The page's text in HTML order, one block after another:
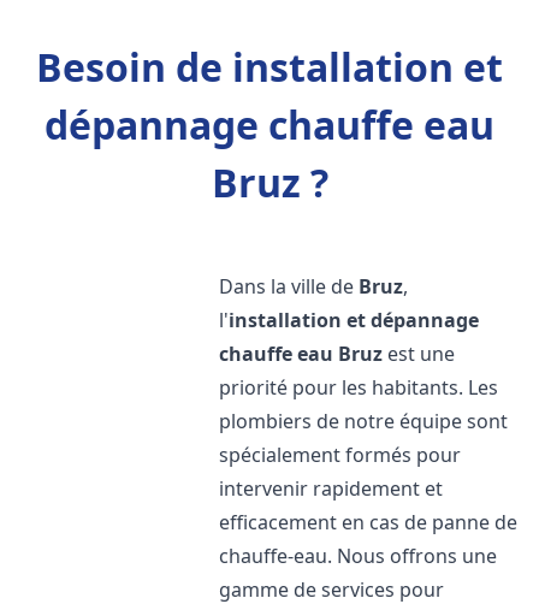
Besoin de installation et
dépannage chauffe eau
Bruz ?
Dans la ville de Bruz,
l'installation et dépannage
chauffe eau Bruz est une
priorité pour les habitants. Les
plombiers de notre équipe sont
spécialement formés pour
intervenir rapidement et
efficacement en cas de panne de
chauffe-eau. Nous offrons une
gamme de services pour